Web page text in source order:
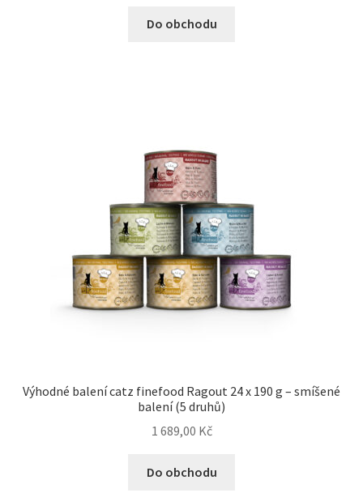
Do obchodu
Výhodné balení catz finefood Ragout 24 x 190 g – smíšené
balení (5 druhů)
1 689,00 Kč
Do obchodu